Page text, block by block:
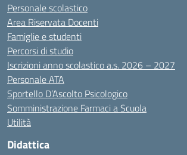
Personale scolastico
Area Riservata Docenti
Famiglie e studenti
Percorsi di studio
Iscrizioni anno scolastico a.s. 2026 – 2027
Personale ATA
Sportello D’Ascolto Psicologico
Somministrazione Farmaci a Scuola
Utilità
Didattica